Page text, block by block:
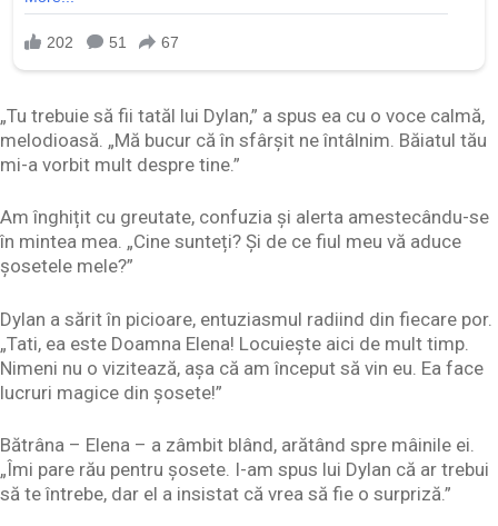
„Tu trebuie să fii tatăl lui Dylan,” a spus ea cu o voce calmă,
melodioasă. „Mă bucur că în sfârșit ne întâlnim. Băiatul tău
mi-a vorbit mult despre tine.”
Am înghițit cu greutate, confuzia și alerta amestecându-se
în mintea mea. „Cine sunteți? Și de ce fiul meu vă aduce
șosetele mele?”
Dylan a sărit în picioare, entuziasmul radiind din fiecare por.
„Tati, ea este Doamna Elena! Locuiește aici de mult timp.
Nimeni nu o vizitează, așa că am început să vin eu. Ea face
lucruri magice din șosete!”
Bătrâna – Elena – a zâmbit blând, arătând spre mâinile ei.
„Îmi pare rău pentru șosete. I-am spus lui Dylan că ar trebui
să te întrebe, dar el a insistat că vrea să fie o surpriză.”